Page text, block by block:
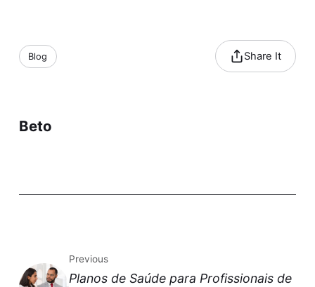
Blog Share It
Beto
Previous
Planos de Saúde para Profissionais de